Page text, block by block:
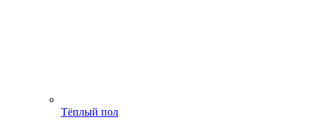
Тёплый пол